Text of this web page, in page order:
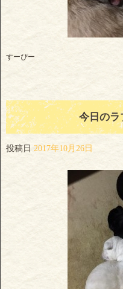
すーぴー
今日のラ
投稿日 2017年10月26日